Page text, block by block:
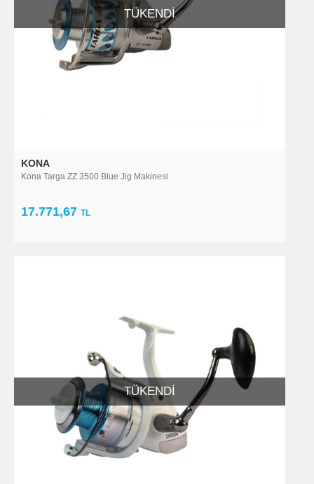
TÜKENDI
KONA
Kona Targa ZZ 3500 Blue Jig Makinesi
17.771,67 TL
TÜKENDI